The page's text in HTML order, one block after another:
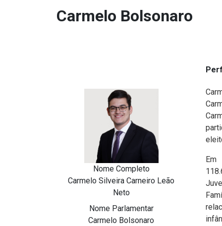
Carmelo Bolsonaro
Nome Completo
Carmelo Silveira Carneiro Leão
Neto
Nome Parlamentar
Carmelo Bolsonaro
Em